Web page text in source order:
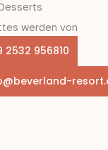
werden von
und
2532 956810